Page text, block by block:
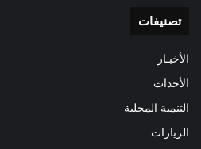
تصنيفات
الأخبـار
الأحداث
التنمية المحلية
الزيارات